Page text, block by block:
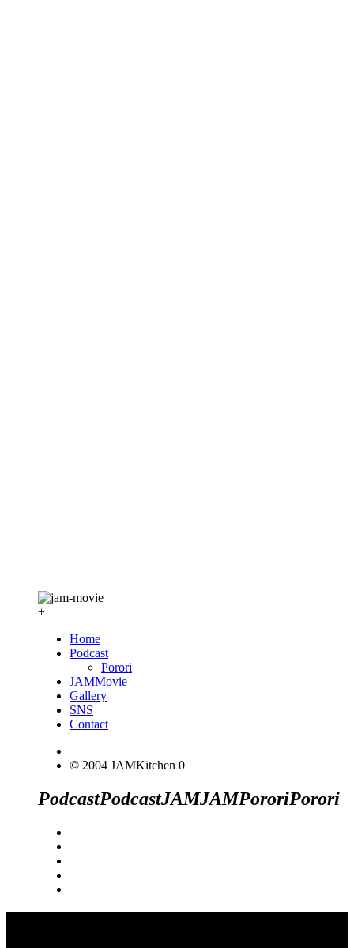
+
Home
Podcast
Porori
JAMMovie
Gallery
SNS
Contact
© 2004 JAMKitchen 0
PodcastPodcastJAMJAMPororiPorori